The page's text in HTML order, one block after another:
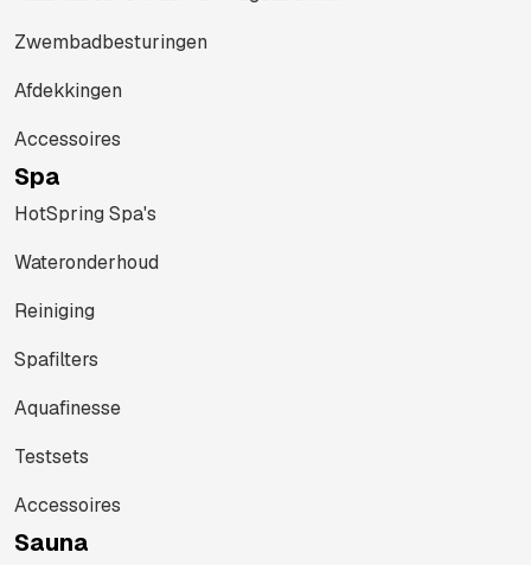
Zwembadbesturingen
Afdekkingen
Accessoires
Spa
HotSpring Spa's
Wateronderhoud
Reiniging
Spafilters
Aquafinesse
Testsets
Accessoires
Sauna